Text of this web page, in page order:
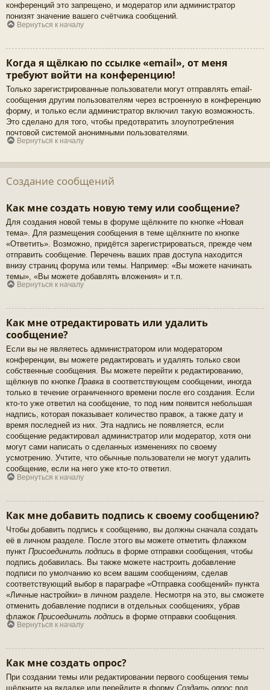
конференций это запрещено, и модератор или администратор
понизят значение вашего счётчика сообщений.
Вернуться к началу
Когда я щёлкаю по ссылке «email», от меня
требуют войти на конференцию!
Только зарегистрированные пользователи могут отправлять email-
сообщения другим пользователям через встроенную в конференцию
форму, и только если администратор включил такую возможность.
Это сделано для того, чтобы предотвратить злоупотребления
почтовой системой анонимными пользователями.
Вернуться к началу
Создание сообщений
Как мне создать новую тему или сообщение?
Для создания новой темы в форуме щёлкните по кнопке «Новая
тема». Для размещения сообщения в теме щёлкните по кнопке
«Ответить». Возможно, придётся зарегистрироваться, прежде чем
отправить сообщение. Перечень ваших прав доступа находится
внизу страниц форума или темы. Например: «Вы можете начинать
темы», «Вы можете добавлять вложения» и т.п.
Вернуться к началу
Как мне отредактировать или удалить
сообщение?
Если вы не являетесь администратором или модератором
конференции, вы можете редактировать и удалять только свои
собственные сообщения. Вы можете перейти к редактированию,
щёлкнув по кнопке Правка в соответствующем сообщении, иногда
только в течение ограниченного времени после его создания. Если
кто-то уже ответил на сообщение, то под ним появится небольшая
надпись, которая показывает количество правок, а также дату и
время последней из них. Эта надпись не появляется, если
сообщение редактировал администратор или модератор, хотя они
могут сами написать о сделанных изменениях по своему
усмотрению. Учтите, что обычные пользователи не могут удалить
сообщение, если на него уже кто-то ответил.
Вернуться к началу
Как мне добавить подпись к своему сообщению?
Чтобы добавить подпись к сообщению, вы должны сначала создать
её в личном разделе. После этого вы можете отметить флажком
пункт Присоединить подпись в форме отправки сообщения, чтобы
подпись добавилась. Вы также можете настроить добавление
подписи по умолчанию ко всем вашим сообщениям, сделав
соответствующий выбор в параграфе «Отправка сообщений» пункта
«Личные настройки» в личном разделе. Несмотря на это, вы сможете
отменить добавление подписи в отдельных сообщениях, убрав
флажок Присоединить подпись в форме отправки сообщения.
Вернуться к началу
Как мне создать опрос?
При создании темы или редактировании первого сообщения темы
щёлкните на вкладке или перейдите в форму Создать опрос под